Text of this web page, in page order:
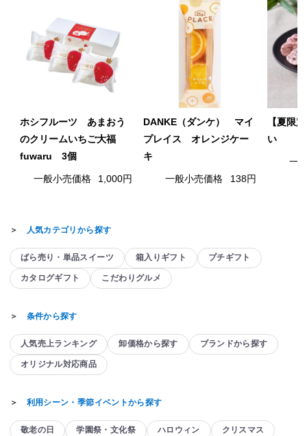
ホシフルーツ あまおう
のクリームいちご大福
fuwaru 3個
一般小売価格 1,000円
DANKE（ダンケ） マイ
プレイス オレンジケー
キ
一般小売価格 138円
【夏限
い
一
＞ 人気カテゴリから探す
ばら売り・単品スイーツ 箱入りギフト プチギフト
カタログギフト こだわりグルメ
＞ 条件から探す
人気売上ランキング 卸価格から探す ブランドから探す
オリジナル対応商品
＞ 利用シーン・季節イベントから探す
敬老の日 学園祭・文化祭 ハロウィン クリスマス